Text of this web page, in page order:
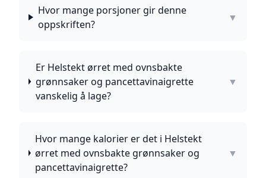
Hvor mange porsjoner gir denne
oppskriften?
▼
Er Helstekt ørret med ovnsbakte
grønnsaker og pancettavinaigrette
vanskelig å lage?
▼
Hvor mange kalorier er det i Helstekt
ørret med ovnsbakte grønnsaker og
pancettavinaigrette?
▼